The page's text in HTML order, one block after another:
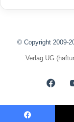
© Copyright 2009-
Verlag UG